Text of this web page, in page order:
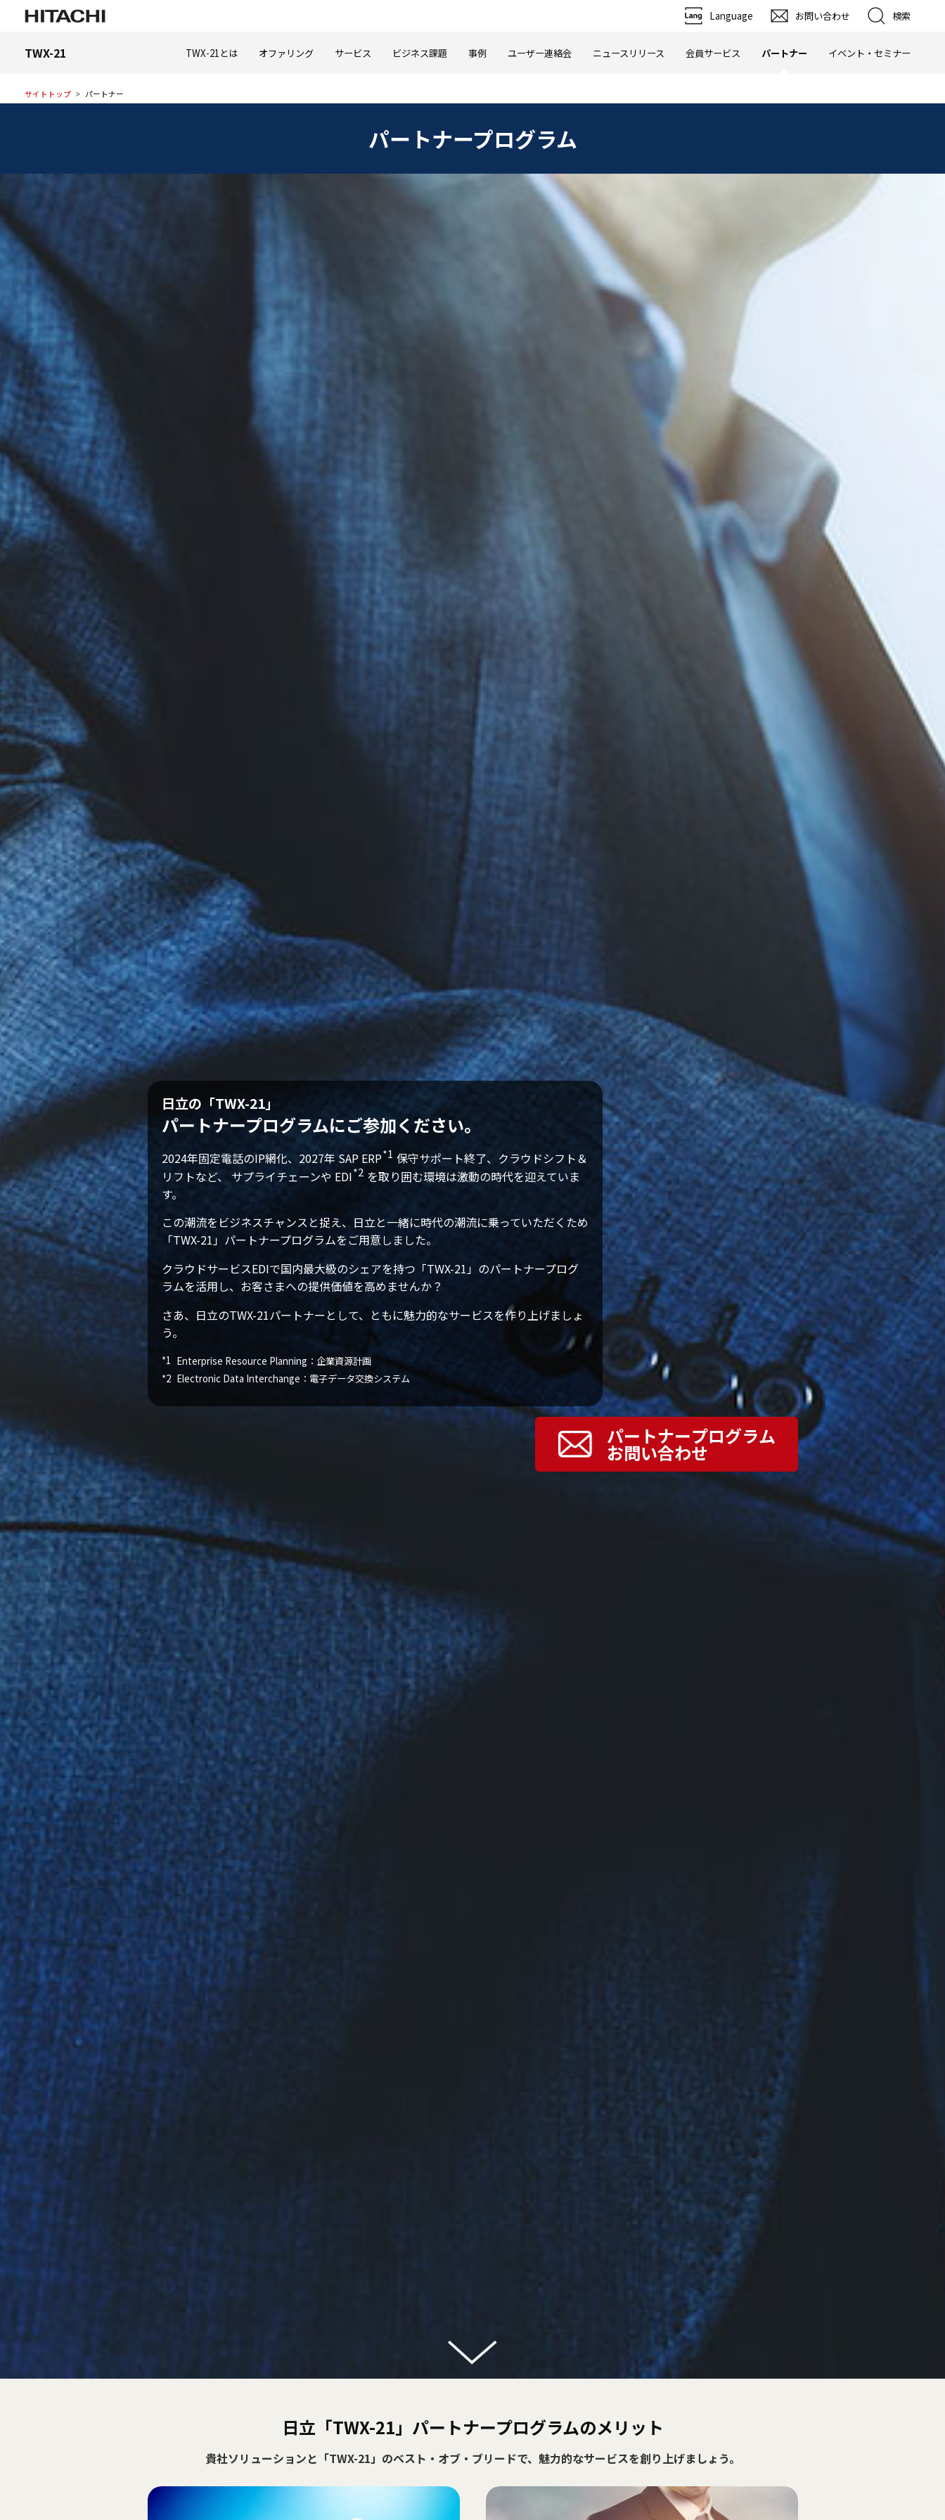
Language お問い合わせ 検索
TWX-21 TWX-21とは オファリング サービス ビジネス課題 事例 ユーザー連絡会 ニュースリリース 会員サービス パートナー イベント・セミナー
サイトトップ パートナー
パートナープログラム
日立の「TWX-21」
パートナープログラムにご参加ください。
2024年固定電話のIP網化、2027年 SAP ERP*1 保守サポート終了、クラウドシフト＆
リフトなど、 サプライチェーンや EDI*2 を取り囲む環境は激動の時代を迎えていま
す。
この潮流をビジネスチャンスと捉え、日立と一緒に時代の潮流に乗っていただくため
「TWX-21」パートナープログラムをご用意しました。
クラウドサービスEDIで国内最大級のシェアを持つ「TWX-21」のパートナープログ
ラムを活用し、お客さまへの提供価値を高めませんか？
さあ、日立のTWX-21パートナーとして、ともに魅力的なサービスを作り上げましょ
う。
*1 Enterprise Resource Planning：企業資源計画
*2 Electronic Data Interchange：電子データ交換システム
パートナープログラム
お問い合わせ
日立「TWX-21」パートナープログラムのメリット
貴社ソリューションと「TWX-21」のベスト・オブ・ブリードで、魅力的なサービスを創り上げましょう。